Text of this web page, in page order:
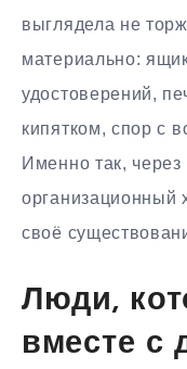
выглядела не
материально:
удостоверений,
кипятком, спор с
Именно так,
организационный
своё
Люди,
вместе с